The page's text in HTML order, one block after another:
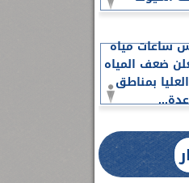
ساعات مياه
ضعف المياه
العليا بمناطق
عدة...